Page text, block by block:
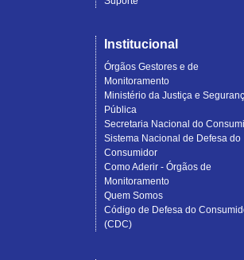
Institucional
Órgãos Gestores e de
Monitoramento
Ministério da Justiça e
Pública
Secretaria Nacional do
Sistema Nacional de Defesa do
Consumidor
Como Aderir - Órgãos de
Monitoramento
Quem Somos
Código de Defesa do
(CDC)